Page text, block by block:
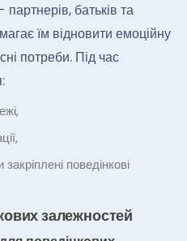
батьків та
їм відновити емоційну
потреби. Під час
поведінкові
залежностей